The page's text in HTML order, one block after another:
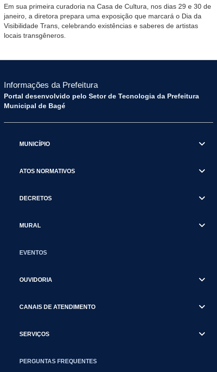
Em sua primeira curadoria na Casa de Cultura, nos dias 29 e 30 de
janeiro, a diretora prepara uma exposição que marcará o Dia da
Visibilidade Trans, celebrando existências e saberes de artistas
locais transgêneros.
Informações da Prefeitura
Portal desenvolvido pelo Setor de Tecnologia da Prefeitura
Municipal de Bagé
MUNICÍPIO
ATOS NORMATIVOS
DECRETOS
MURAL
EVENTOS
OUVIDORIA
CANAIS DE ATENDIMENTO
SERVIÇOS
PERGUNTAS FREQUENTES